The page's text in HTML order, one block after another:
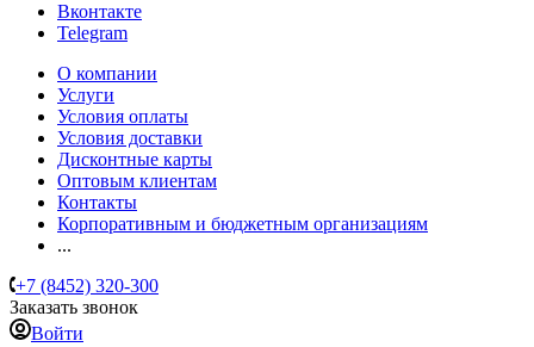
Вконтакте
Telegram
О компании
Услуги
Условия оплаты
Условия доставки
Дисконтные карты
Оптовым клиентам
Контакты
Корпоративным и бюджетным организациям
...
+7 (8452) 320-300
Заказать звонок
Войти